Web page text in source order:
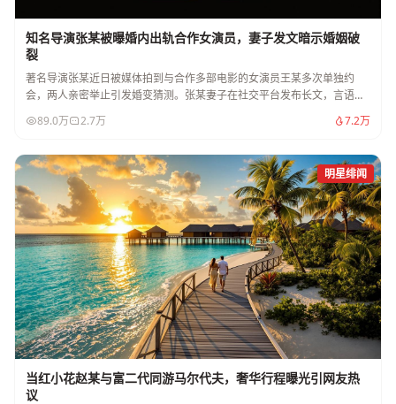
知名导演张某被曝婚内出轨合作女演员，妻子发文暗示婚姻破
裂
著名导演张某近日被媒体拍到与合作多部电影的女演员王某多次单独约
会，两人亲密举止引发婚变猜测。张某妻子在社交平台发布长文，言语中
89.0万 2.7万 7.2万
明星绯闻
当红小花赵某与富二代同游马尔代夫，奢华行程曝光引网友热
议